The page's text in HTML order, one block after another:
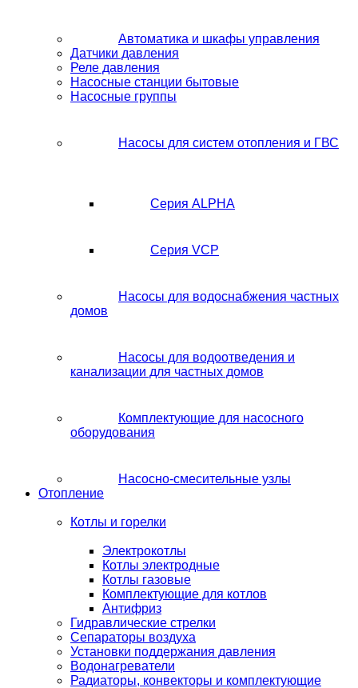
Автоматика и шкафы управления
Датчики давления
Реле давления
Насосные станции бытовые
Насосные группы
Насосы для систем отопления и ГВС
Серия ALPHA
Серия VCP
Насосы для водоснабжения частных
домов
Насосы для водоотведения и
канализации для частных домов
Комплектующие для насосного
оборудования
Насосно-смесительные узлы
Отопление
Котлы и горелки
Электрокотлы
Котлы электродные
Котлы газовые
Комплектующие для котлов
Антифриз
Гидравлические стрелки
Сепараторы воздуха
Установки поддержания давления
Водонагреватели
Радиаторы, конвекторы и комплектующие